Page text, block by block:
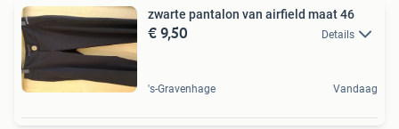
zwarte pantalon van airfield maat 46
€ 9,50 Details
's-Gravenhage Vandaag